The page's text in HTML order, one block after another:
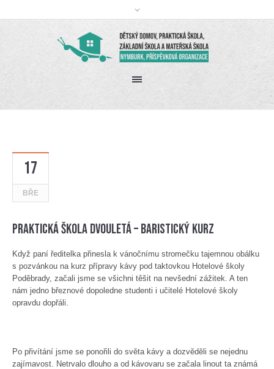
17
BŘE
Praktická škola dvouletá – Baristický kurz
Když paní ředitelka přinesla k vánočnímu stromečku tajemnou obálku
s pozvánkou na kurz přípravy kávy pod taktovkou Hotelové školy
Poděbrady, začali jsme se všichni těšit na nevšední zážitek. A ten
nám jedno březnové dopoledne studenti i učitelé Hotelové školy
opravdu dopřáli.
Po přivítání jsme se ponořili do světa kávy a dozvěděli se nejednu
zajímavost. Netrvalo dlouho a od kávovaru se začala linout ta známá